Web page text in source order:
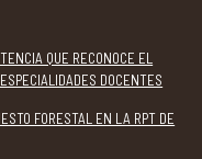
QUE RECONOCE EL
DOCENTES
FORESTAL EN LA RPT DE